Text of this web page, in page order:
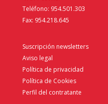
Teléfono: 954.501.303
Fax: 954.218.645
Suscripción newsletters
Aviso legal
Política de privacidad
Política de Cookies
Perfil del contratante